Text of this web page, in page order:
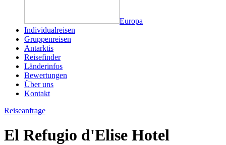
Europa
Individualreisen
Gruppenreisen
Antarktis
Reisefinder
Länderinfos
Bewertungen
Über uns
Kontakt
Reiseanfrage
El Refugio d'Elise Hotel